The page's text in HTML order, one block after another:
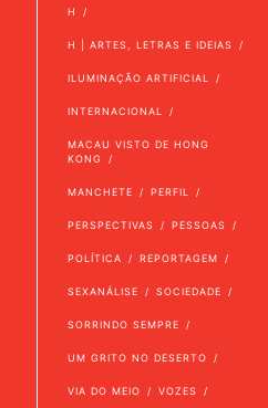
H
H | ARTES, LETRAS E IDEIAS
ILUMINAÇÃO ARTIFICIAL
INTERNACIONAL
MACAU VISTO DE HONG
KONG
MANCHETE PERFIL
PERSPECTIVAS PESSOAS
POLÍTICA REPORTAGEM
SEXANÁLISE SOCIEDADE
SORRINDO SEMPRE
UM GRITO NO DESERTO
VIA DO MEIO VOZES